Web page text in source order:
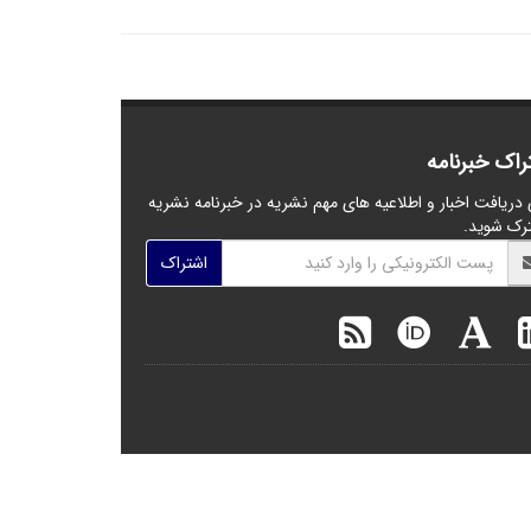
خبرنامه
دریافت اخبار و اطلاعیه های مهم نشریه در خبرنامه نشریه
شوید.
اشتراک